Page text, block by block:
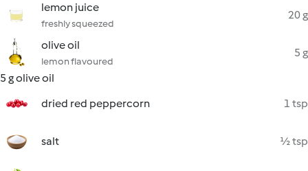
lemon juice
freshly squeezed
20 g
olive oil
lemon flavoured
5 g
5 g olive oil
dried red peppercorn
1 tsp
salt ½ tsp